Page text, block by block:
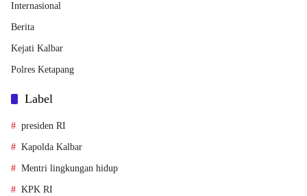
Internasional
Berita
Kejati Kalbar
Polres Ketapang
Label
presiden RI
Kapolda Kalbar
Mentri lingkungan hidup
KPK RI